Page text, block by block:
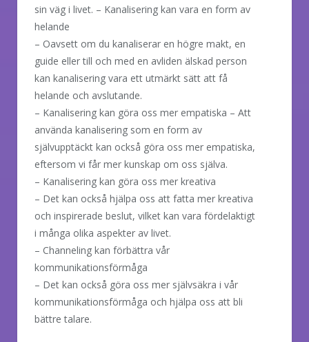
sin väg i livet. – Kanalisering kan vara en form av
helande
– Oavsett om du kanaliserar en högre makt, en
guide eller till och med en avliden älskad person
kan kanalisering vara ett utmärkt sätt att få
helande och avslutande.
– Kanalisering kan göra oss mer empatiska – Att
använda kanalisering som en form av
självupptäckt kan också göra oss mer empatiska,
eftersom vi får mer kunskap om oss själva.
– Kanalisering kan göra oss mer kreativa
– Det kan också hjälpa oss att fatta mer kreativa
och inspirerade beslut, vilket kan vara fördelaktigt
i många olika aspekter av livet.
– Channeling kan förbättra vår
kommunikationsförmåga
– Det kan också göra oss mer självsäkra i vår
kommunikationsförmåga och hjälpa oss att bli
bättre talare.